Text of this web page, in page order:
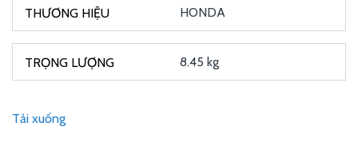
HONDA
8.45 kg
Tải xuống